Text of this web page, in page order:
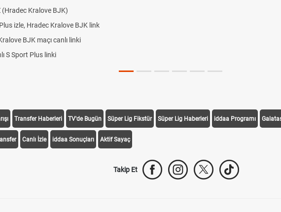
(Hradec Kralove BJK)
izle, Hradec Kralove BJK link
BJK maçı canlı linki
S Sport Plus linki
Transfer Haberleri TV'de Bugün Süper Lig Fikstür Süper Lig Haberleri iddaa Programı
Canlı İzle iddaa Sonuçları Aktif Sayaç
Takip Et